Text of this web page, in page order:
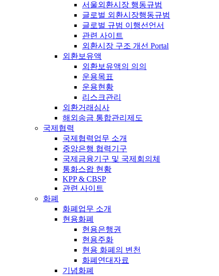
서울외환시장 행동규범
글로벌 외환시장행동규범
글로벌 규범 이행선언서
관련 사이트
외환시장 구조 개선 Portal
외환보유액
외환보유액의 의의
운용목표
운용현황
리스크관리
외환거래심사
해외송금 통합관리제도
국제협력
국제협력업무 소개
중앙은행 협력기구
국제금융기구 및 국제회의체
통화스왑 현황
KPP & CBSP
관련 사이트
화폐
화폐업무 소개
현용화폐
현용은행권
현용주화
현용 화폐의 변천
화폐연대자료
기념화폐